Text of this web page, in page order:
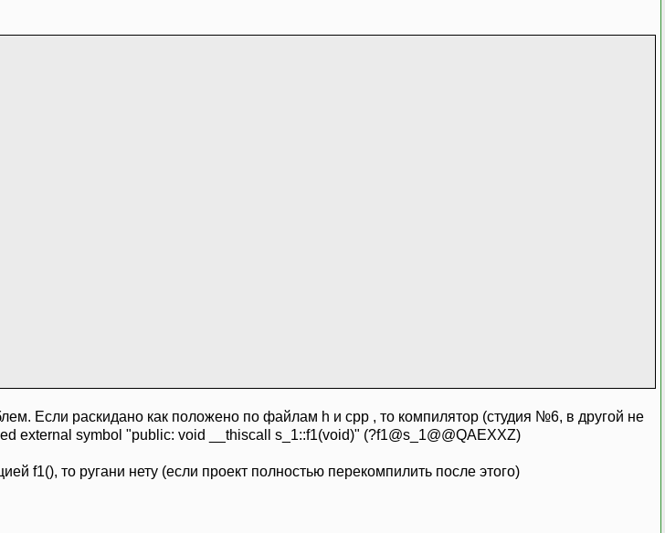
Если раскидано как положено по файлам h и cpp , то компилятор (студия №6, в другой не
external symbol "public: void __thiscall s_1::f1(void)" (?f1@s_1@@QAEXXZ)
f1(), то ругани нету (если проект полностью перекомпилить после этого)